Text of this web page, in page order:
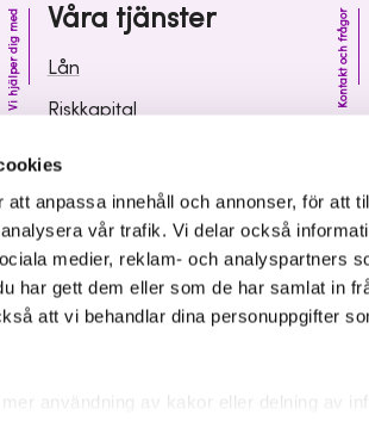
anpassa innehåll och annonser, för att
vår trafik. Vi delar också
medier, reklam- och analyspartners
har gett dem eller som de har samlat in
att vi behandlar dina personuppgifter
användning av kakor eller delning av
Våra tjänster
Vi hjälper dig med
Lån
Riskkapital
Kunskap och inspiration
Kontakt och frågor